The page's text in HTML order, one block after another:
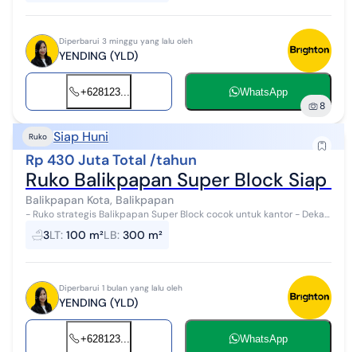
Diperbarui 3 minggu yang lalu oleh
YENDING (YLD)
+628123... WhatsApp
8
Ruko Siap Huni
Rp 430 Juta Total /tahun
Ruko Balikpapan Super Block Siap
Balikpapan Kota, Balikpapan
- Ruko strategis Balikpapan Super Block cocok untuk kantor - Dekat
dengan Balikpapan Super Block Plaza dan Pentacity Plaza - Lantai 1
sudah tersedi...
3LT: 100 m²LB: 300 m²
Diperbarui 1 bulan yang lalu oleh
YENDING (YLD)
+628123... WhatsApp